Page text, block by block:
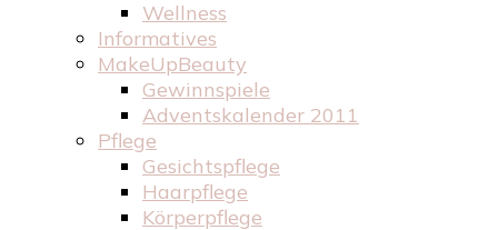
Wellness
Informatives
MakeUpBeauty
Gewinnspiele
Adventskalender 2011
Pflege
Gesichtspflege
Haarpflege
Körperpflege